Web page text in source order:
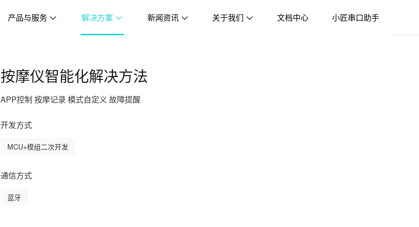
产品与服务 解决方案 新闻资讯 关于我们 文档中心 小匠串口助手
按摩仪智能化解决方法
APP控制 按摩记录 模式自定义 故障提醒
开发方式
MCU+模组二次开发
通信方式
蓝牙